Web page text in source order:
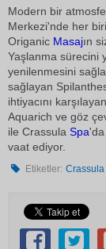
Modern bir
Merkezi'nde her
Origanic Masajın
Yaşlanma sürecini
yenilenmesini
sağlayan
ihtiyacını
Aquarich ve göz
ile Crassula Spa'da
vaat ediyor.
Etiketler: